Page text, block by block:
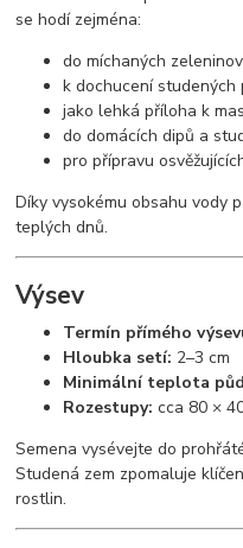
se hodí zejména:
do míchaných
k dochucení studených
jako lehká příloha k
do domácích dipů a
pro přípravu
Díky vysokému obsahu vody
teplých dnů.
Výsev
Termín přímého
Hloubka setí: 2–3 cm
Minimální teplota
Rozestupy: cca 80 ×
Semena vysévejte do
Studená zem zpomaluje
rostlin.